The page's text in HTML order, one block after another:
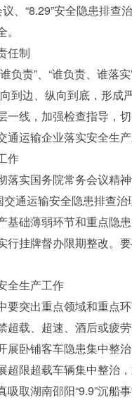
、“8.29”安全隐患排
任制
责”、“谁负责、谁落
到边、纵向到底，形
一线，加强检查指导，
运输企业落实安全生
作
实国务院常务会议精
通运输安全隐患排查
基础薄弱环节和重点隐
行挂牌督办限期整改。
全生产工作
突出重点领域和重点
载、超速、酒后或疲
卧铺客车隐患集中整
超限超载车辆集中整治
取湖南邵阳“9.9”沉